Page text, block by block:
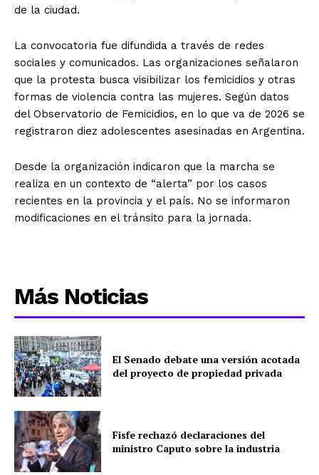
de la ciudad.
La convocatoria fue difundida a través de redes
sociales y comunicados. Las organizaciones señalaron
que la protesta busca visibilizar los femicidios y otras
formas de violencia contra las mujeres. Según datos
del Observatorio de Femicidios, en lo que va de 2026 se
registraron diez adolescentes asesinadas en Argentina.
Desde la organización indicaron que la marcha se
realiza en un contexto de “alerta” por los casos
recientes en la provincia y el país. No se informaron
modificaciones en el tránsito para la jornada.
Más Noticias
El Senado debate una versión acotada
del proyecto de propiedad privada
Fisfe rechazó declaraciones del
ministro Caputo sobre la industria